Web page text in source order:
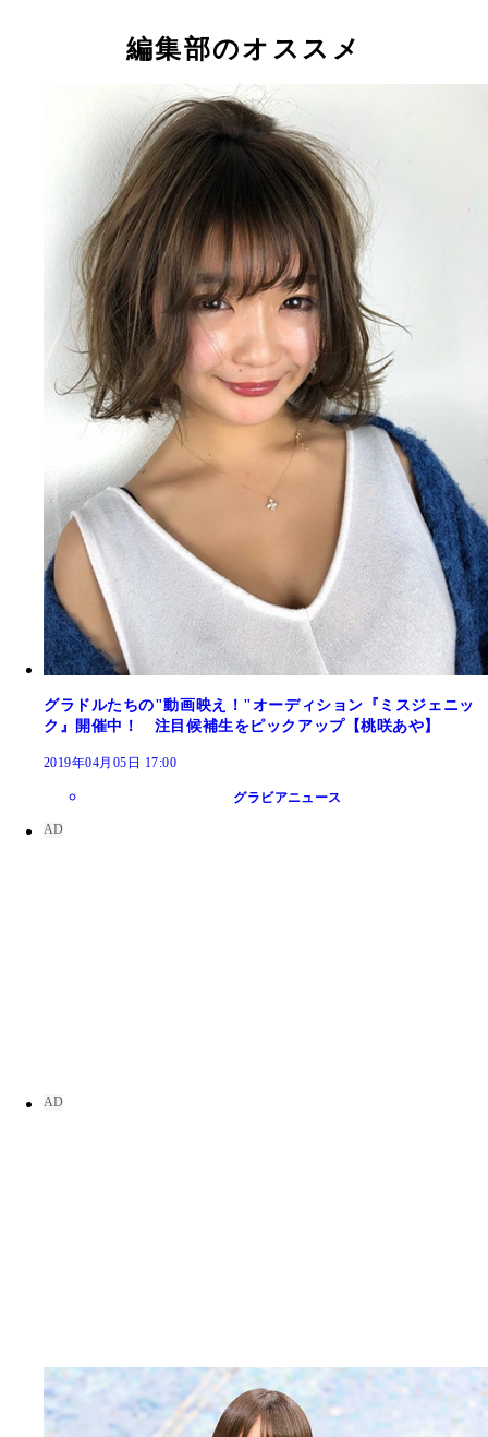
編集部のオススメ
グラドルたちの"動画映え！"オーディション『ミスジェニッ
ク』開催中！ 注目候補生をピックアップ【桃咲あや】
2019年04月05日 17:00
グラビアニュース